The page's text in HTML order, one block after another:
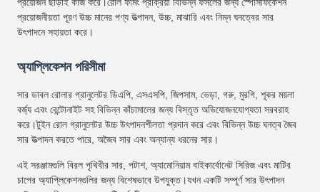
প্রয়োজনীয়তা পূরণ উচ্চ মানের পণ্য উত্পাদন, উচ্চ, মাঝারি এবং নিম্ন ঘনত্বের সার
উৎপাদনে সহায়তা করে।
অ্যাপ্লিকেশন পরিসীমা
সার ডাবল রোলার গ্রানুলেটর ডিএপি, এসএসপি, জিপসাম, ভেড়া, গরু, মুরগি, শূকর ময়লা
বর্জ্য এবং বেন্টোনাইট সহ বিভিন্ন কাঁচামালের জন্য বিস্তৃত অভিযোজনযোগ্যতা সরবরাহ
করে।টুইন রোল গ্রানুলেটর উচ্চ উৎপাদনশীলতা প্রদান করে এবং বিভিন্ন উচ্চ ঘনত্ব জৈব
সার উত্পাদন করতে পারে, অজৈব সার এবং অন্যান্য ধরনের সার।
এই সরঞ্জামগুলি বিরল পৃথিবীর সার, পটাশ, অ্যামোনিয়াম বাইকার্বোনেট সিরিজ এবং মাটির
চাপের অ্যাপ্লিকেশনগুলির জন্য বিশেষভাবে উপযুক্ত।যখন একটি সম্পূর্ণ সার উৎপাদন